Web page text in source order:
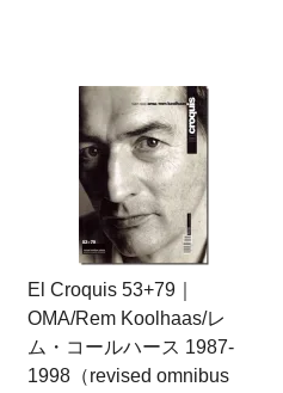
El Croquis 53+79｜
OMA/Rem Koolhaas/レ
ム・コールハース 1987-
1998（revised omnibus